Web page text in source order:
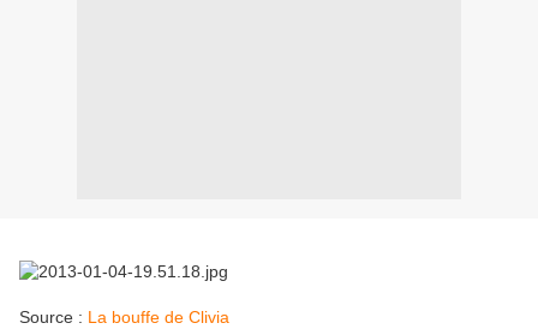
Source : La bouffe de Clivia